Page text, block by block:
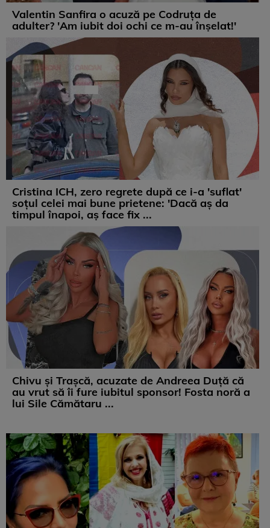
Valentin Sanfira o acuză pe Codruța de
adulter? 'Am iubit doi ochi ce m-au înșelat!'
Cristina ICH, zero regrete după ce i-a 'suflat'
soțul celei mai bune prietene: 'Dacă aș da
timpul înapoi, aș face fix ...
Chivu și Trașcă, acuzate de Andreea Duță că
au vrut să îi fure iubitul sponsor! Fosta noră a
lui Sile Cămătaru ...